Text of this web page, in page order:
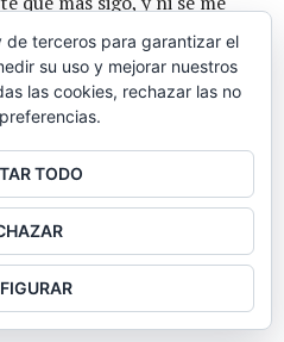
entendía que no
lo retransmitieran o no
me alegré) Las TVs
para mí, y de las
los informativos sobre la
más.
que pasarse. Me refiero a
posterior en el
de terceros para garantizar el
su uso y mejorar nuestros
las cookies, rechazar las no
TODO